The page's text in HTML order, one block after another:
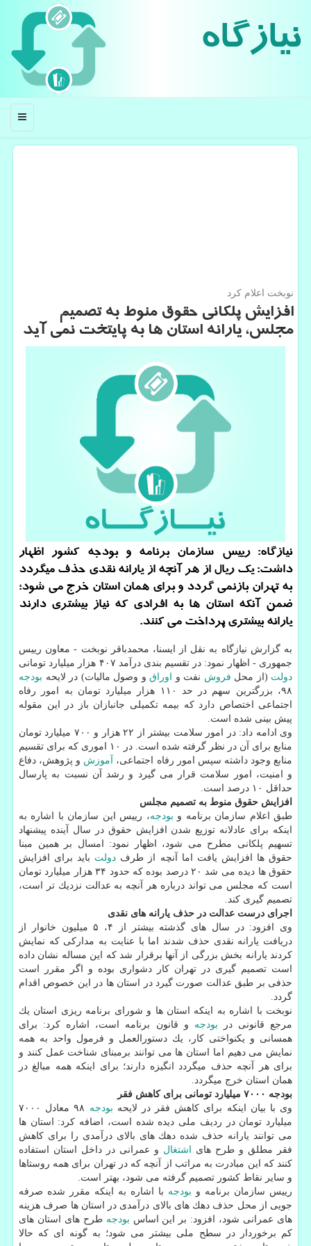
نیازگاه
منو
نوبخت اعلام كرد
افزایش پلكانی حقوق منوط به تصمیم
مجلس، یارانه استان ها به پایتخت نمی آید
نیازگاه: رییس سازمان برنامه و بودجه كشور اظهار
داشت: یك ریال از هر آنچه از یارانه نقدی حذف میگردد
به تهران بازنمی گردد و برای همان استان خرج می شود؛
ضمن آنكه استان ها به افرادی كه نیاز بیشتری دارند
یارانه بیشتری پرداخت می كنند.
به گزارش نیازگاه به نقل از ایسنا، محمدباقر نوبخت - معاون رییس
جمهوری - اظهار نمود: در تقسیم بندی درآمد ۴۰۷ هزار میلیارد تومانی
دولت (از محل فروش نفت و اوراق و وصول مالیات) در لایحه بودجه
۹۸، بزرگترین سهم در حد ۱۱۰ هزار میلیارد تومان به امور رفاه
اجتماعی اختصاص دارد كه بیمه تكمیلی جانبازان باز در این مقوله
پیش بینی شده است.
وی ادامه داد: در امور سلامت بیشتر از ۲۲ هزار و ۷۰۰ میلیارد تومان
منابع برای آن در نظر گرفته شده است. در ۱۰ اموری كه برای تقسیم
منابع وجود داشته سپس امور رفاه اجتماعی،
آموزش و پژوهش، دفاع
و امنیت، امور سلامت قرار می گیرد و رشد آن نسبت به پارسال
حداقل ۱۰ درصد است.
افزایش حقوق منوط به تصمیم مجلس
طبق اعلام سازمان برنامه و بودجه، رییس این سازمان با اشاره به
اینكه برای عادلانه توزیع شدن افزایش حقوق در سال آینده پیشنهاد
تسهیم پلكانی مطرح می شود، اظهار نمود: امسال بر همین مبنا
حقوق ها افزایش یافت اما آنچه از طرف دولت باید برای افزایش
حقوق ها دیده می شد ۲۰ درصد بوده كه حدود ۳۴ هزار میلیارد تومان
است كه مجلس می تواند درباره هر آنچه به عدالت نزدیك تر است،
تصمیم گیری كند.
اجرای درست عدالت در حذف یارانه های نقدی
وی افزود: در سال های گذشته بیشتر از ۴، ۵ میلیون خانوار از
دریافت یارانه نقدی حذف شدند اما با عنایت به مداركی كه نمایش
كردند یارانه بخش بزرگی از آنها برقرار شد كه این مساله نشان داده
است تصمیم گیری در تهران كار دشواری بوده و اگر مقرر است
حذفی بر طبق عدالت صورت گیرد در استان ها در این خصوص اقدام
گردد.
نوبخت با اشاره به اینكه استان ها و شورای برنامه ریزی استان یك
مرجع قانونی در بودجه و قانون برنامه است، اشاره كرد: برای
همسانی و یكنواختی كار، یك دستورالعمل و فرمول واحد به همه
نمایش می دهیم اما استان ها می توانند برمبنای شناخت عمل كنند و
برای هر آنچه حذف میگردد انگیزه دارند؛ برای اینكه همه مبالغ در
همان استان خرج میگردد.
بودجه ۷۰۰۰ میلیارد تومانی برای كاهش فقر
وی با بیان اینكه برای كاهش فقر در لایحه بودجه
۹۸ معادل ۷۰۰۰
میلیارد تومان در ردیف ملی دیده شده است، اضافه كرد: استان ها
می توانند یارانه حذف شده دهك های بالای درآمدی را برای كاهش
فقر مطلق و طرح های
اشتغال و عمرانی در داخل استان استفاده
كنند كه این مبادرت به مراتب از آنچه كه در تهران برای همه روستاها
و سایر نقاط كشور تصمیم گرفته می شود، بهتر است.
رییس سازمان برنامه و بودجه با اشاره به اینكه مقرر شده صرفه
جویی از محل حذف دهك های بالای درآمدی در استان ها صرف هزینه
های عمرانی شود، افزود: بر این اساس بودجه طرح های استان های
كم برخوردار در سطح ملی بیشتر می شود؛ به گونه ای كه حالا